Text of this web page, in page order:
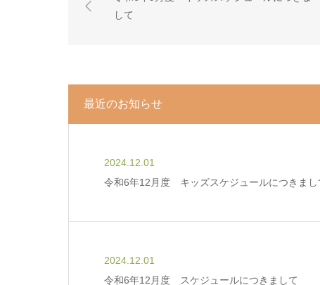
して
最近のお知らせ
2024.12.01
令和6年12月度 キッズスケジュールにつきまし
2024.12.01
令和6年12月度 スケジュールにつきまして